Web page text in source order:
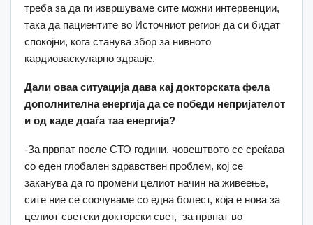
треба за да ги извршуваме сите можни интервенции,
така да пациентите во Источниот регион да си бидат
спокојни, кога станува збор за нивното
кардиоваскуларно здравје.
Дали оваа ситуација дава кај докторската фела
дополнителна енергија да се победи непријателот
и од каде доаѓа таа енергија?
-За првпат после СТО години, човештвото се среќава
со еден глобален здравствен проблем, кој се
заканува да го промени целиот начин на живеење,
сите ние се соочуваме со една болест, која е нова за
целиот светски докторски свет, за првпат во